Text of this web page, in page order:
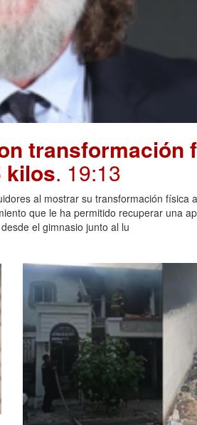
transformación
kilos. 19:13
al mostrar su transformación física
que le ha permitido recuperar una
el gimnasio junto al lu